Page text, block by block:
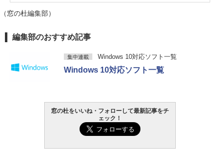
（窓の杜編集部）
編集部のおすすめ記事
集中連載 Windows 10対応ソフト一覧
Windows 10対応ソフト一覧
窓の杜をいいね・フォローして最新記事をチ
ェック！